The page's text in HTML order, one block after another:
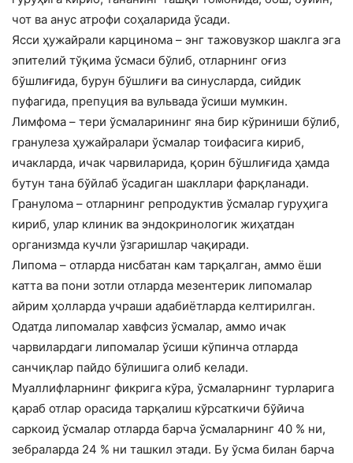
чот ва анус атрофи соҳаларида ўсади.
Ясси ҳужайрали карцинома – энг тажовузкор шаклга эга
эпителий тўқима ўсмаси бўлиб, отларнинг оғиз
бўшлиғида, бурун бўшлиғи ва синусларда, сийдик
пуфагида, препуция ва вульвада ўсиши мумкин.
Лимфома – тери ўсмаларининг яна бир кўриниши бўлиб,
гранулеза ҳужайралари ўсмалар тоифасига кириб,
ичакларда, ичак чарвиларида, қорин бўшлиғида ҳамда
бутун тана бўйлаб ўсадиган шакллари фарқланади.
Гранулома – отларнинг репродуктив ўсмалар гуруҳига
кириб, улар клиник ва эндокринологик жиҳатдан
организмда кучли ўзгаришлар чақиради.
Липома – отларда нисбатан кам тарқалган, аммо ёши
катта ва пони зотли отларда мезентерик липомалар
айрим ҳолларда учраши адабиётларда келтирилган.
Одатда липомалар хавфсиз ўсмалар, аммо ичак
чарвилардаги липомалар ўсиши кўпинча отларда
санчиқлар пайдо бўлишига олиб келади.
Муаллифларнинг фикрига кўра, ўсмаларнинг турларига
қараб отлар орасида тарқалиш кўрсаткичи бўйича
саркоид ўсмалар отларда барча ўсмаларнинг 40 % ни,
зебраларда 24 % ни ташкил этади. Бу ўсма билан барча